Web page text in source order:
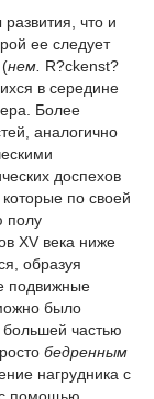
что и
ее следует
(нем. R?ckenst?
в середине
Более
аналогично
доспехов
по своей
полу
XV века ниже
образуя
подвижные
было
большей частью
бедренным
нагрудника с
с помощью